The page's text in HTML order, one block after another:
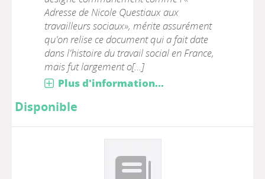
Adresse de Nicole Questiaux aux
travailleurs sociaux», mérite assurément
qu'on relise ce document qui a fait date
dans l'histoire du travail social en France,
mais fut largement o[...]
Plus d'information...
Disponible